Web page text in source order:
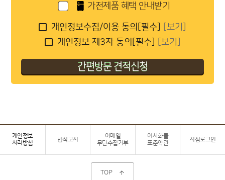
가전제품 혜택 안내받기
개인정보수집/이용 동의[필수]
[보기]
개인정보 제3자 동의[필수]
[보기]
개인정보
처리방침
법적고지
이메일
무단수집거부
이사화물
표준약관
지점로그인
TOP 